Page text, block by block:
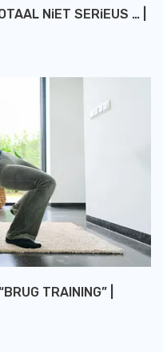
NiET SERiEUS … |
TRAINING” |